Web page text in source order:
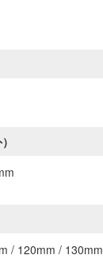
/ 120mm / 130mm